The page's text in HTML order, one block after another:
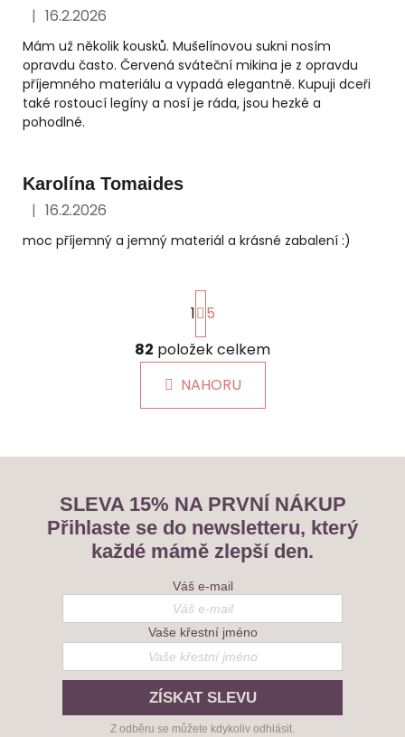
Hodnocení obchodu je 5 z 5 hvězdiček.
| 16.2.2026
Mám už několik kousků. Mušelínovou sukni nosím
opravdu často. Červená sváteční mikina je z opravdu
příjemného materiálu a vypadá elegantně. Kupuji dceři
také rostoucí legíny a nosí je ráda, jsou hezké a
pohodlné.
Karolína Tomaides
Hodnocení obchodu je 5 z 5 hvězdiček.
| 16.2.2026
moc příjemný a jemný materiál a krásné zabalení :)
O
v
a
p
r
v
y
v
ý
p
i
s
u
t
r
á
n
k
n
1
5
82 položek celkem
NAHORU
SLEVA 15% NA PRVNÍ NÁKUP
Přihlaste se do newsletteru, který
každé mámě zlepší den.
Váš e-mail
Vaše křestní jméno
ZÍSKAT SLEVU
Z odběru se můžete kdykoliv odhlásit.